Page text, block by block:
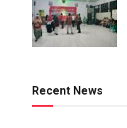
Recent News